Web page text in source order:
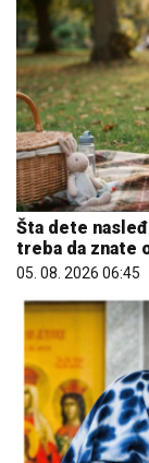
Šta dete
treba da znate
05. 08. 2026 06:45